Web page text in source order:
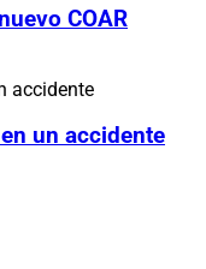
COAR
un accidente